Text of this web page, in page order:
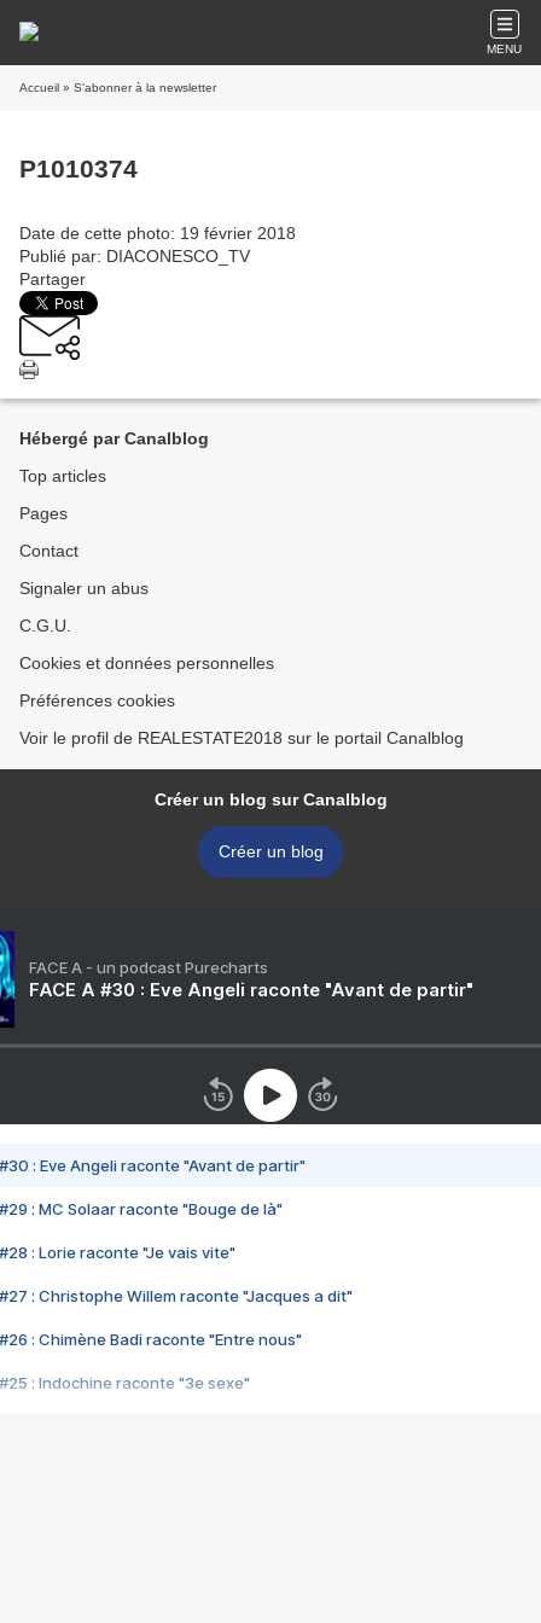
MENU
Accueil » S'abonner à la newsletter
P1010374
Date de cette photo: 19 février 2018
Publié par: DIACONESCO_TV
Partager
Hébergé par Canalblog
Top articles
Pages
Contact
Signaler un abus
C.G.U.
Cookies et données personnelles
Préférences cookies
Voir le profil de REALESTATE2018 sur le portail Canalblog
Créer un blog sur Canalblog
Créer un blog
FACE A - un podcast Purecharts
FACE A #30 : Eve Angeli raconte "Avant de partir"
#30 : Eve Angeli raconte "Avant de partir"
#29 : MC Solaar raconte "Bouge de là"
#28 : Lorie raconte "Je vais vite"
#27 : Christophe Willem raconte "Jacques a dit"
#26 : Chimène Badi raconte "Entre nous"
#25 : Indochine raconte "3e sexe"